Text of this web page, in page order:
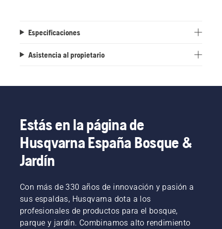
Especificaciones
Asistencia al propietario
Estás en la página de
Husqvarna España Bosque &
Jardín
Con más de 330 años de innovación y pasión a
sus espaldas, Husqvarna dota a los
profesionales de productos para el bosque,
parque y jardín. Combinamos alto rendimiento